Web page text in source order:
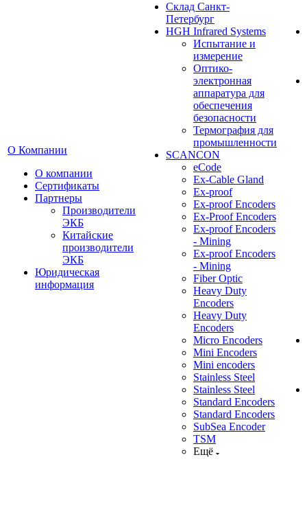
О Компании
О компании
Сертификаты
Партнеры
Производители
ЭКБ
Китайские
производители
ЭКБ
Юридическая
информация
Cклад Санкт-
Петербург
HGH Infrared Systems
Испытание и
измерение
Оптико-
электронная
аппаратура для
обеспечения
безопасности
Термография для
промышленности
SCANCON
eCode
Ex-Cable Gland
Ex-proof
Ex-proof Encoders
Ex-Proof Encoders
Ex-proof Encoders
- Mining
Ex-proof Encoders
- Mining
Fiber Optic
Heavy Duty
Encoders
Heavy Duty
Encoders
Micro Encoders
Mini Encoders
Mini encoders
Stainless Steel
Stainless Steel
Standard Encoders
Standard Encoders
SubSea Encoder
TSM
Ещё